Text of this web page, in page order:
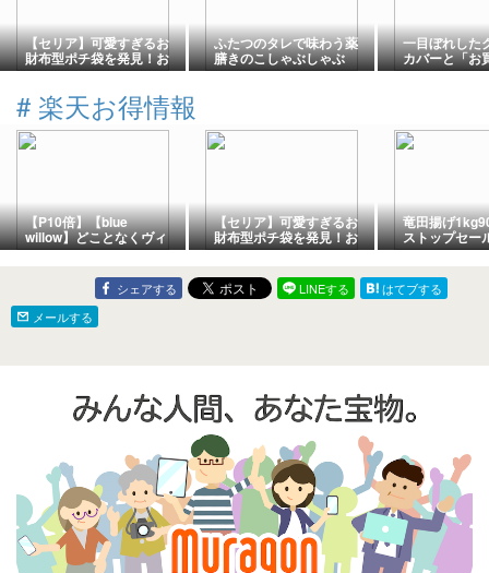
【セリア】可愛すぎるお
財布型ポチ袋を発見！お
小遣いやお盆玉にもおす
ふたつのタレで味わう薬
膳きのこしゃぶしゃぶ
一目ぼれした
カバーと「お
ソン」ポチレ
# 楽天お得情報
【P10倍】【blue
willow】どことなくヴィ
ンテージな雰囲気のある
羽織コート♪
【セリア】可愛すぎるお
財布型ポチ袋を発見！お
小遣いやお盆玉にもおす
すめ
竜田揚げ
ストップセー
シェアする LINEする
はてブする
メールする